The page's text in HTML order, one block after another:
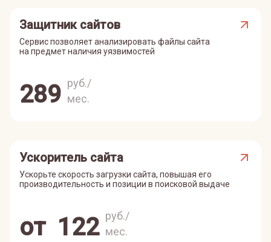
Защитник сайтов
Сервис позволяет анализировать файлы сайта
на предмет наличия уязвимостей
289 руб./
мес.
Ускоритель сайта
Ускорьте скорость загрузки сайта, повышая его
производительность и позиции в поисковой выдаче
от 122 руб./
мес.